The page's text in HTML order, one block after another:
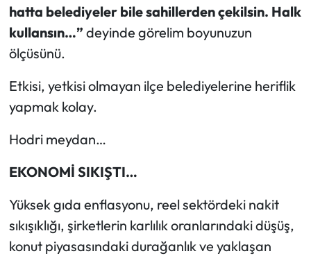
hatta belediyeler bile sahillerden çekilsin. Halk
kullansın…” deyinde görelim boyunuzun
ölçüsünü.
Etkisi, yetkisi olmayan ilçe belediyelerine heriflik
yapmak kolay.
Hodri meydan…
EKONOMİ SIKIŞTI…
Yüksek gıda enflasyonu, reel sektördeki nakit
sıkışıklığı, şirketlerin karlılık oranlarındaki düşüş,
konut piyasasındaki durağanlık ve yaklaşan